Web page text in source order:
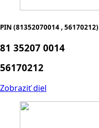
PIN (81352070014 , 56170212)
81 35207 0014
56170212
Zobraziť diel